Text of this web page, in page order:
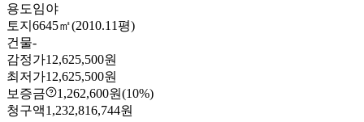
용도임야
토지 6645㎡(2010.11평)
건물-
감정가12,625,500원
최저가12,625,500원
보증금
1,262,600원(10%)
청구액1,232,816,744원